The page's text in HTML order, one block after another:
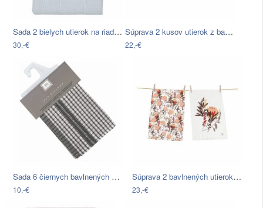
Sada 2 bielych utierok na riad zo zmesi…
30,-€
Súprava 2 kusov utierok z bavlny Butter…
22,-€
Sada 6 čiernych bavlnených utierok…
10,-€
Súprava 2 bavlnených utierok Butter…
23,-€